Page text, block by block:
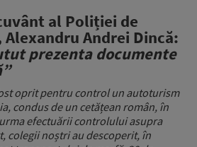
al Poliției de
Andrei Dincă:
prezenta documente
oprit pentru control un autoturism
condus de un cetățean român, în
efectuării controlului asupra
colegii noștri au descoperit, în